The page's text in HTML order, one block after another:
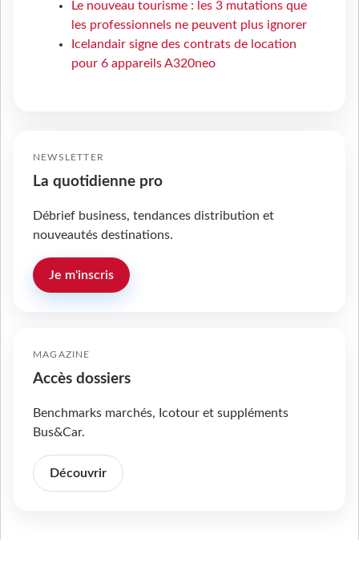
Le nouveau tourisme : les 3 mutations que
les professionnels ne peuvent plus ignorer
Icelandair signe des contrats de location
pour 6 appareils A320neo
NEWSLETTER
La quotidienne pro
Débrief business, tendances distribution et
nouveautés destinations.
Je m'inscris
MAGAZINE
Accès dossiers
Benchmarks marchés, Icotour et suppléments
Bus&Car.
Découvrir